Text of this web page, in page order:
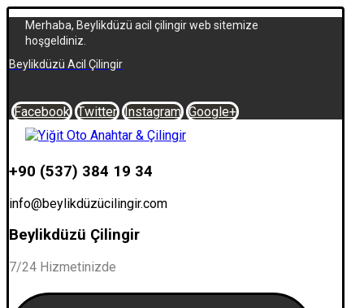
Merhaba, Beylikdüzü acil çilingir web sitemize
hoşgeldiniz.
Beylikdüzü Acil Çilingir
Facebook Twitter Instagram Google+
+90 (537) 384 19 34
info@beylikdüzücilingir.com
Beylikdüzü Çilingir
7/24 Hizmetinizde